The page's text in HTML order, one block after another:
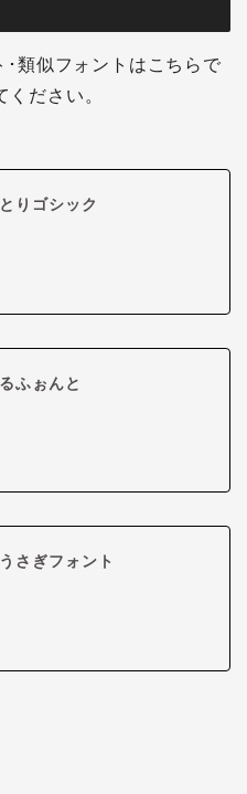
類似フォントはこちらで
ださい。
りゴシック
ふぉんと
さぎフォント